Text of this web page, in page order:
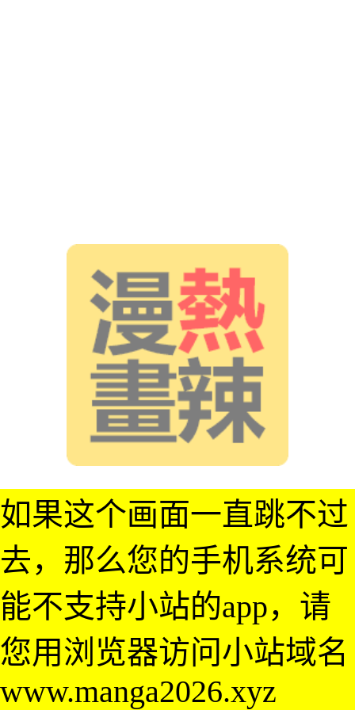
如果这个画面一直跳不过
去，那么您的手机系统可
能不支持小站的app，请
您用浏览器访问小站域名
www.manga2026.xyz